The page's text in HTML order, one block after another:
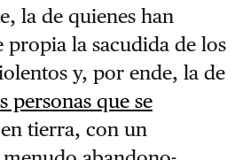
la de quienes han
propia la sacudida de los
y, por ende, la de
personas que se
tierra, con un